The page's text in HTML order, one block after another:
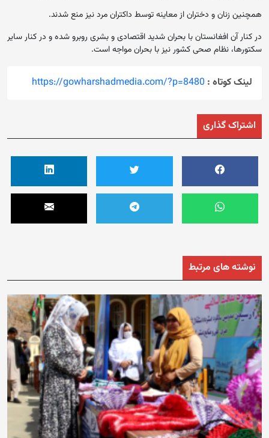
همچنین زنان و دختران از معاینه توسط داکتران مرد نیز منع شدند.
در کنار آن افغانستان با بحران شدید اقتصادی و بشری روبرو شده و در کنار سایر
سکتورها، نظام صحی کشور نیز با بحران مواجه است.
لینک کوتاه : https://gowharshadmedia.com/?p=8480
اشتراک گذاری
نوشته های مرتبط